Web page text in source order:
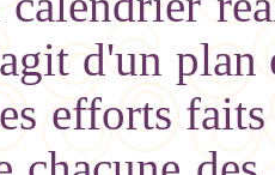
d'un plan
efforts